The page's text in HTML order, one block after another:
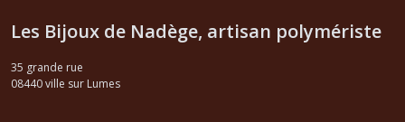
Les Bijoux de Nadège, artisan polymériste
35 grande rue
08440ville sur Lumes